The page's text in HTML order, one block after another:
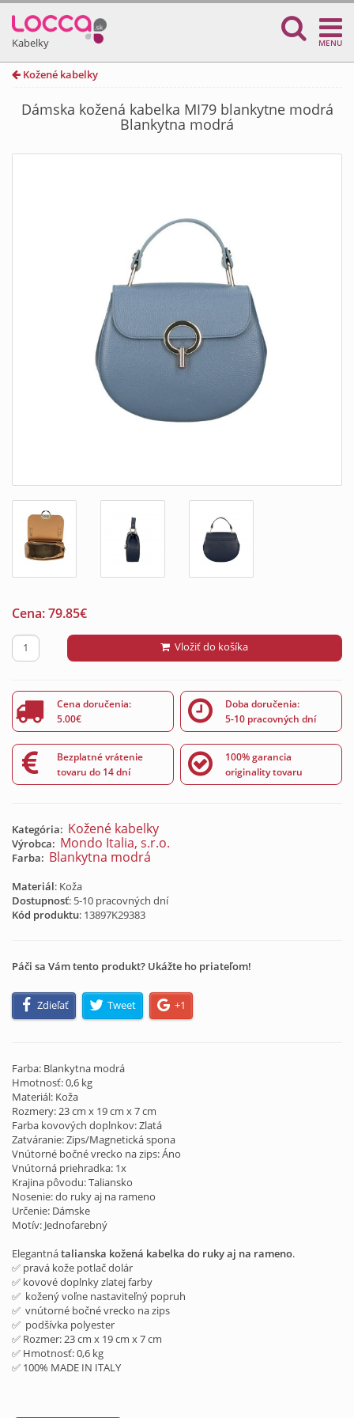
Kabelky MENU
Kožené kabelky
Dámska kožená kabelka MI79 blankytne modrá
Blankytna modrá
Cena:79.85€
Vložiť do košíka
Cena doručenia:
5.00€
Doba doručenia:
5-10 pracovných dní
Bezplatné vrátenie
tovaru do 14 dní
100% garancia
originality tovaru
Kategória: Kožené kabelky
Výrobca: Mondo Italia, s.r.o.
Farba: Blankytna modrá
Materiál: Koža
Dostupnosť: 5-10 pracovných dní
Kód produktu: 13897K29383
Páči sa Vám tento produkt? Ukážte ho priateľom!
Zdieľať Tweet +1
Farba: Blankytna modrá
Hmotnosť: 0,6 kg
Materiál: Koža
Rozmery: 23 cm x 19 cm x 7 cm
Farba kovových doplnkov: Zlatá
Zatváranie: Zips/Magnetická spona
Vnútorné bočné vrecko na zips: Áno
Vnútorná priehradka: 1x
Krajina pôvodu: Taliansko
Nosenie: do ruky aj na rameno
Určenie: Dámske
Motív: Jednofarebný
Elegantnátalianska kožená kabelka do ruky aj na rameno.
✅ pravá kože potlač dolár
✅ kovové doplnky zlatej farby
✅ kožený voľne nastaviteľný popruh
✅ vnútorné bočné vrecko na zips
✅ podšívka polyester
✅ Rozmer: 23 cm x 19 cm x 7 cm
✅ Hmotnosť: 0,6 kg
✅ 100% MADE IN ITALY